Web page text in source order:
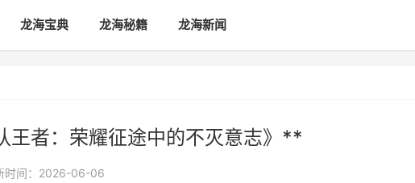
龙海宝典 龙海秘籍 龙海新闻
王者：荣耀征途中的不灭意志》**
时间：2026-06-06